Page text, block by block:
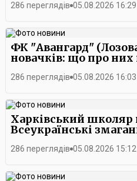
286 переглядів 05.08.2026 16:29
ФК "Авангард" (Лозова)
новачків: що про них
286 переглядів 05.08.2026 16:03
Харківський школяр
Всеукраїнські
286 переглядів 05.08.2026 15:12